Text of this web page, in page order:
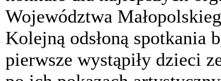
Województwa
Kolejną odsłoną spotkania
pierwsze wystąpiły dzieci